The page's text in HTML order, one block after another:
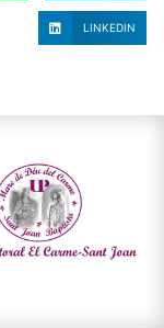
LINKEDIN